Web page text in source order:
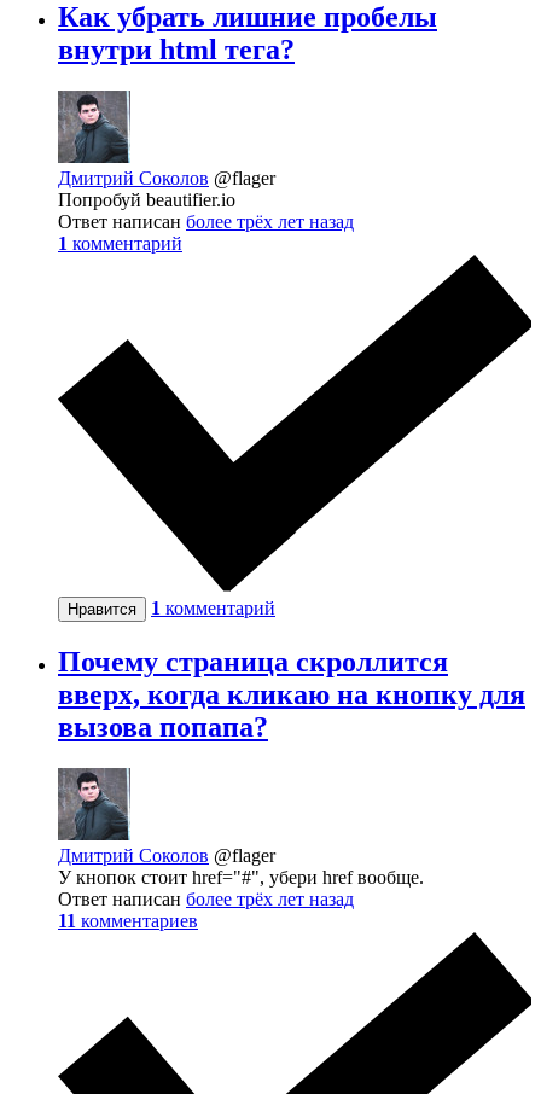
Как убрать лишние пробелы
внутри html тега?
Дмитрий Соколов @flager
Попробуй beautifier.io
Ответ написан более трёх лет назад
1 комментарий
Нравится 1 комментарий
Почему страница скроллится
вверх, когда кликаю на кнопку для
вызова попапа?
Дмитрий Соколов @flager
У кнопок стоит href="#", убери href вообще.
Ответ написан более трёх лет назад
11 комментариев